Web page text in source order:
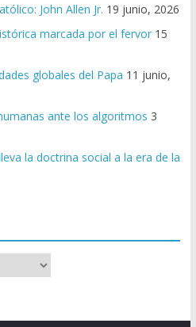
John Allen Jr. 19 junio, 2026
marcada por el fervor 15
globales del Papa 11 junio,
ante los algoritmos 3
la doctrina social a la era de la